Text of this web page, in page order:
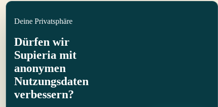
Deine Privatsphäre
Dürfen wir
Supieria mit
anonymen
Nutzungsdaten
verbessern?